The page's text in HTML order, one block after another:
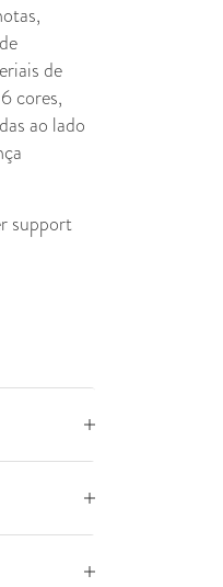
de
cores,
ao lado
support